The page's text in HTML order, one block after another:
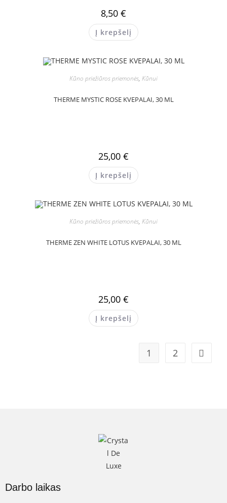
8,50 €
Į krepšelį
Kūno priežiūros priemonės, Kūnui
THERME MYSTIC ROSE KVEPALAI, 30 ML
25,00 €
Į krepšelį
Kūno priežiūros priemonės, Kūnui
THERME ZEN WHITE LOTUS KVEPALAI, 30 ML
25,00 €
Į krepšelį
1 2
Darbo laikas